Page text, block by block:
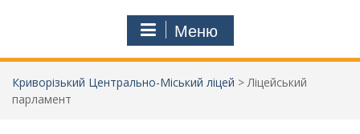
Меню
Криворізький Центрально-Міський ліцей >Ліцейський
парламент